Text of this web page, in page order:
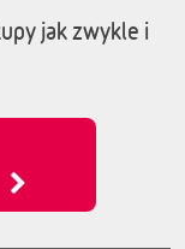
jak zwykle i